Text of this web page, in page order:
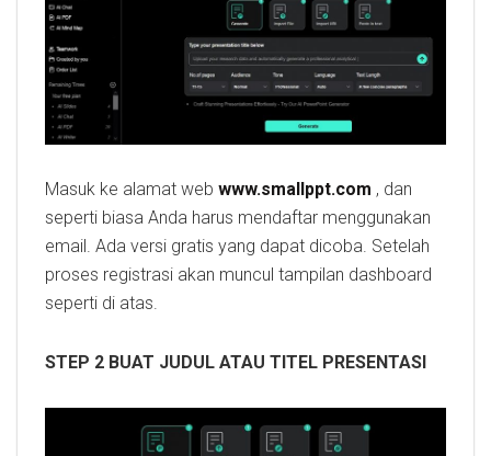
Masuk ke alamat web www.smallppt.com , dan
seperti biasa Anda harus mendaftar menggunakan
email. Ada versi gratis yang dapat dicoba. Setelah
proses registrasi akan muncul tampilan dashboard
seperti di atas.
STEP 2 BUAT JUDUL ATAU TITEL PRESENTASI